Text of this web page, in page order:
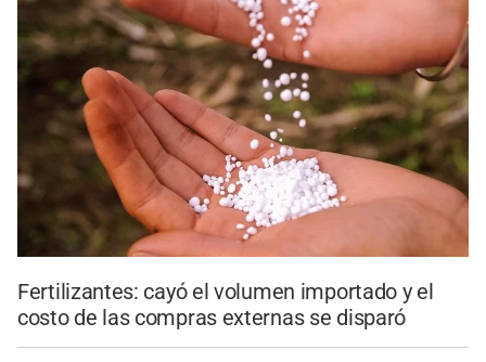
Fertilizantes: cayó el volumen importado y el
costo de las compras externas se disparó